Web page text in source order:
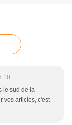
le sud de la
vos articles, c'est